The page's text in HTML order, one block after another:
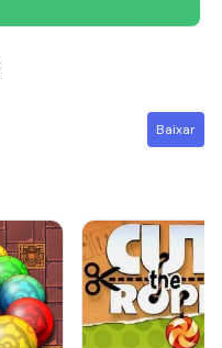
Baixar